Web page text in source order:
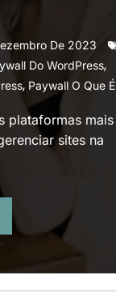
De 2023
Do WordPress,
, Paywall O Que É
plataformas mais
sites na